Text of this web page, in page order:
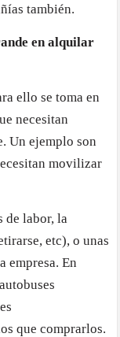
también.
en alquilar
ello se toma en
necesitan
Un ejemplo son
movilizar
de labor, la
etc), o unas
empresa. En
que comprarlos.